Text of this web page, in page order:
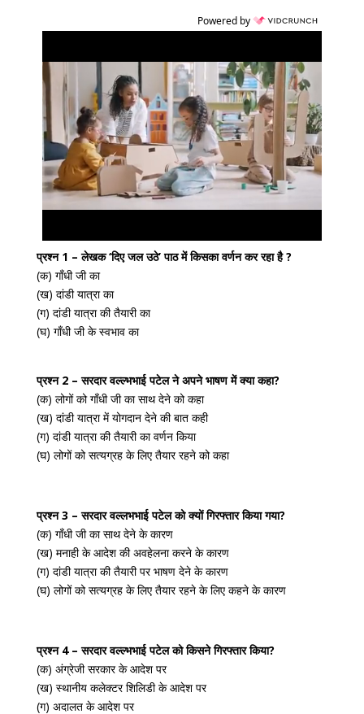
Powered by
प्रश्न 1 – लेखक ‘दिए जल उठे’ पाठ में किसका वर्णन कर रहा है ?
(क) गाँधी जी का
(ख) दांडी यात्रा का
(ग) दांडी यात्रा की तैयारी का
(घ) गाँधी जी के स्वभाव का
प्रश्न 2 – सरदार वल्ल्भभाई पटेल ने अपने भाषण में क्या कहा?
(क) लोगों को गाँधी जी का साथ देने को कहा
(ख) दांडी यात्रा में योगदान देने की बात कही
(ग) दांडी यात्रा की तैयारी का वर्णन किया
(घ) लोगों को सत्यग्रह के लिए तैयार रहने को कहा
प्रश्न 3 – सरदार वल्लभभाई पटेल को क्यों गिरफ्तार किया गया?
(क) गाँधी जी का साथ देने के कारण
(ख) मनाही के आदेश की अवहेलना करने के कारण
(ग) दांडी यात्रा की तैयारी पर भाषण देने के कारण
(घ) लोगों को सत्यग्रह के लिए तैयार रहने के लिए कहने के कारण
प्रश्न 4 – सरदार वल्ल्भभाई पटेल को किसने गिरफ्तार किया?
(क) अंग्रेजी सरकार के आदेश पर
(ख) स्थानीय कलेक्टर शिलिडी के आदेश पर
(ग) अदालत के आदेश पर